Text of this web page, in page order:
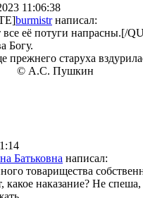
11:06:38
burmistrнаписал:
все её потуги напрасны.[/
Богу.
прежнего старуха
Пушкин
Батьковна написал:
товарищества
какое наказание? Не